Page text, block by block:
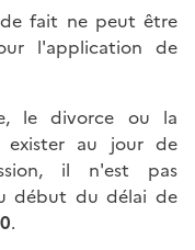
fait ne peut être
l'application de
le divorce ou la
au jour de
il n'est pas
début du délai de
.